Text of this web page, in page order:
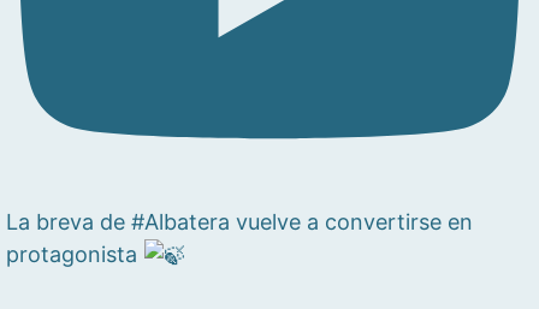
La breva de #Albatera vuelve a convertirse en
protagonista